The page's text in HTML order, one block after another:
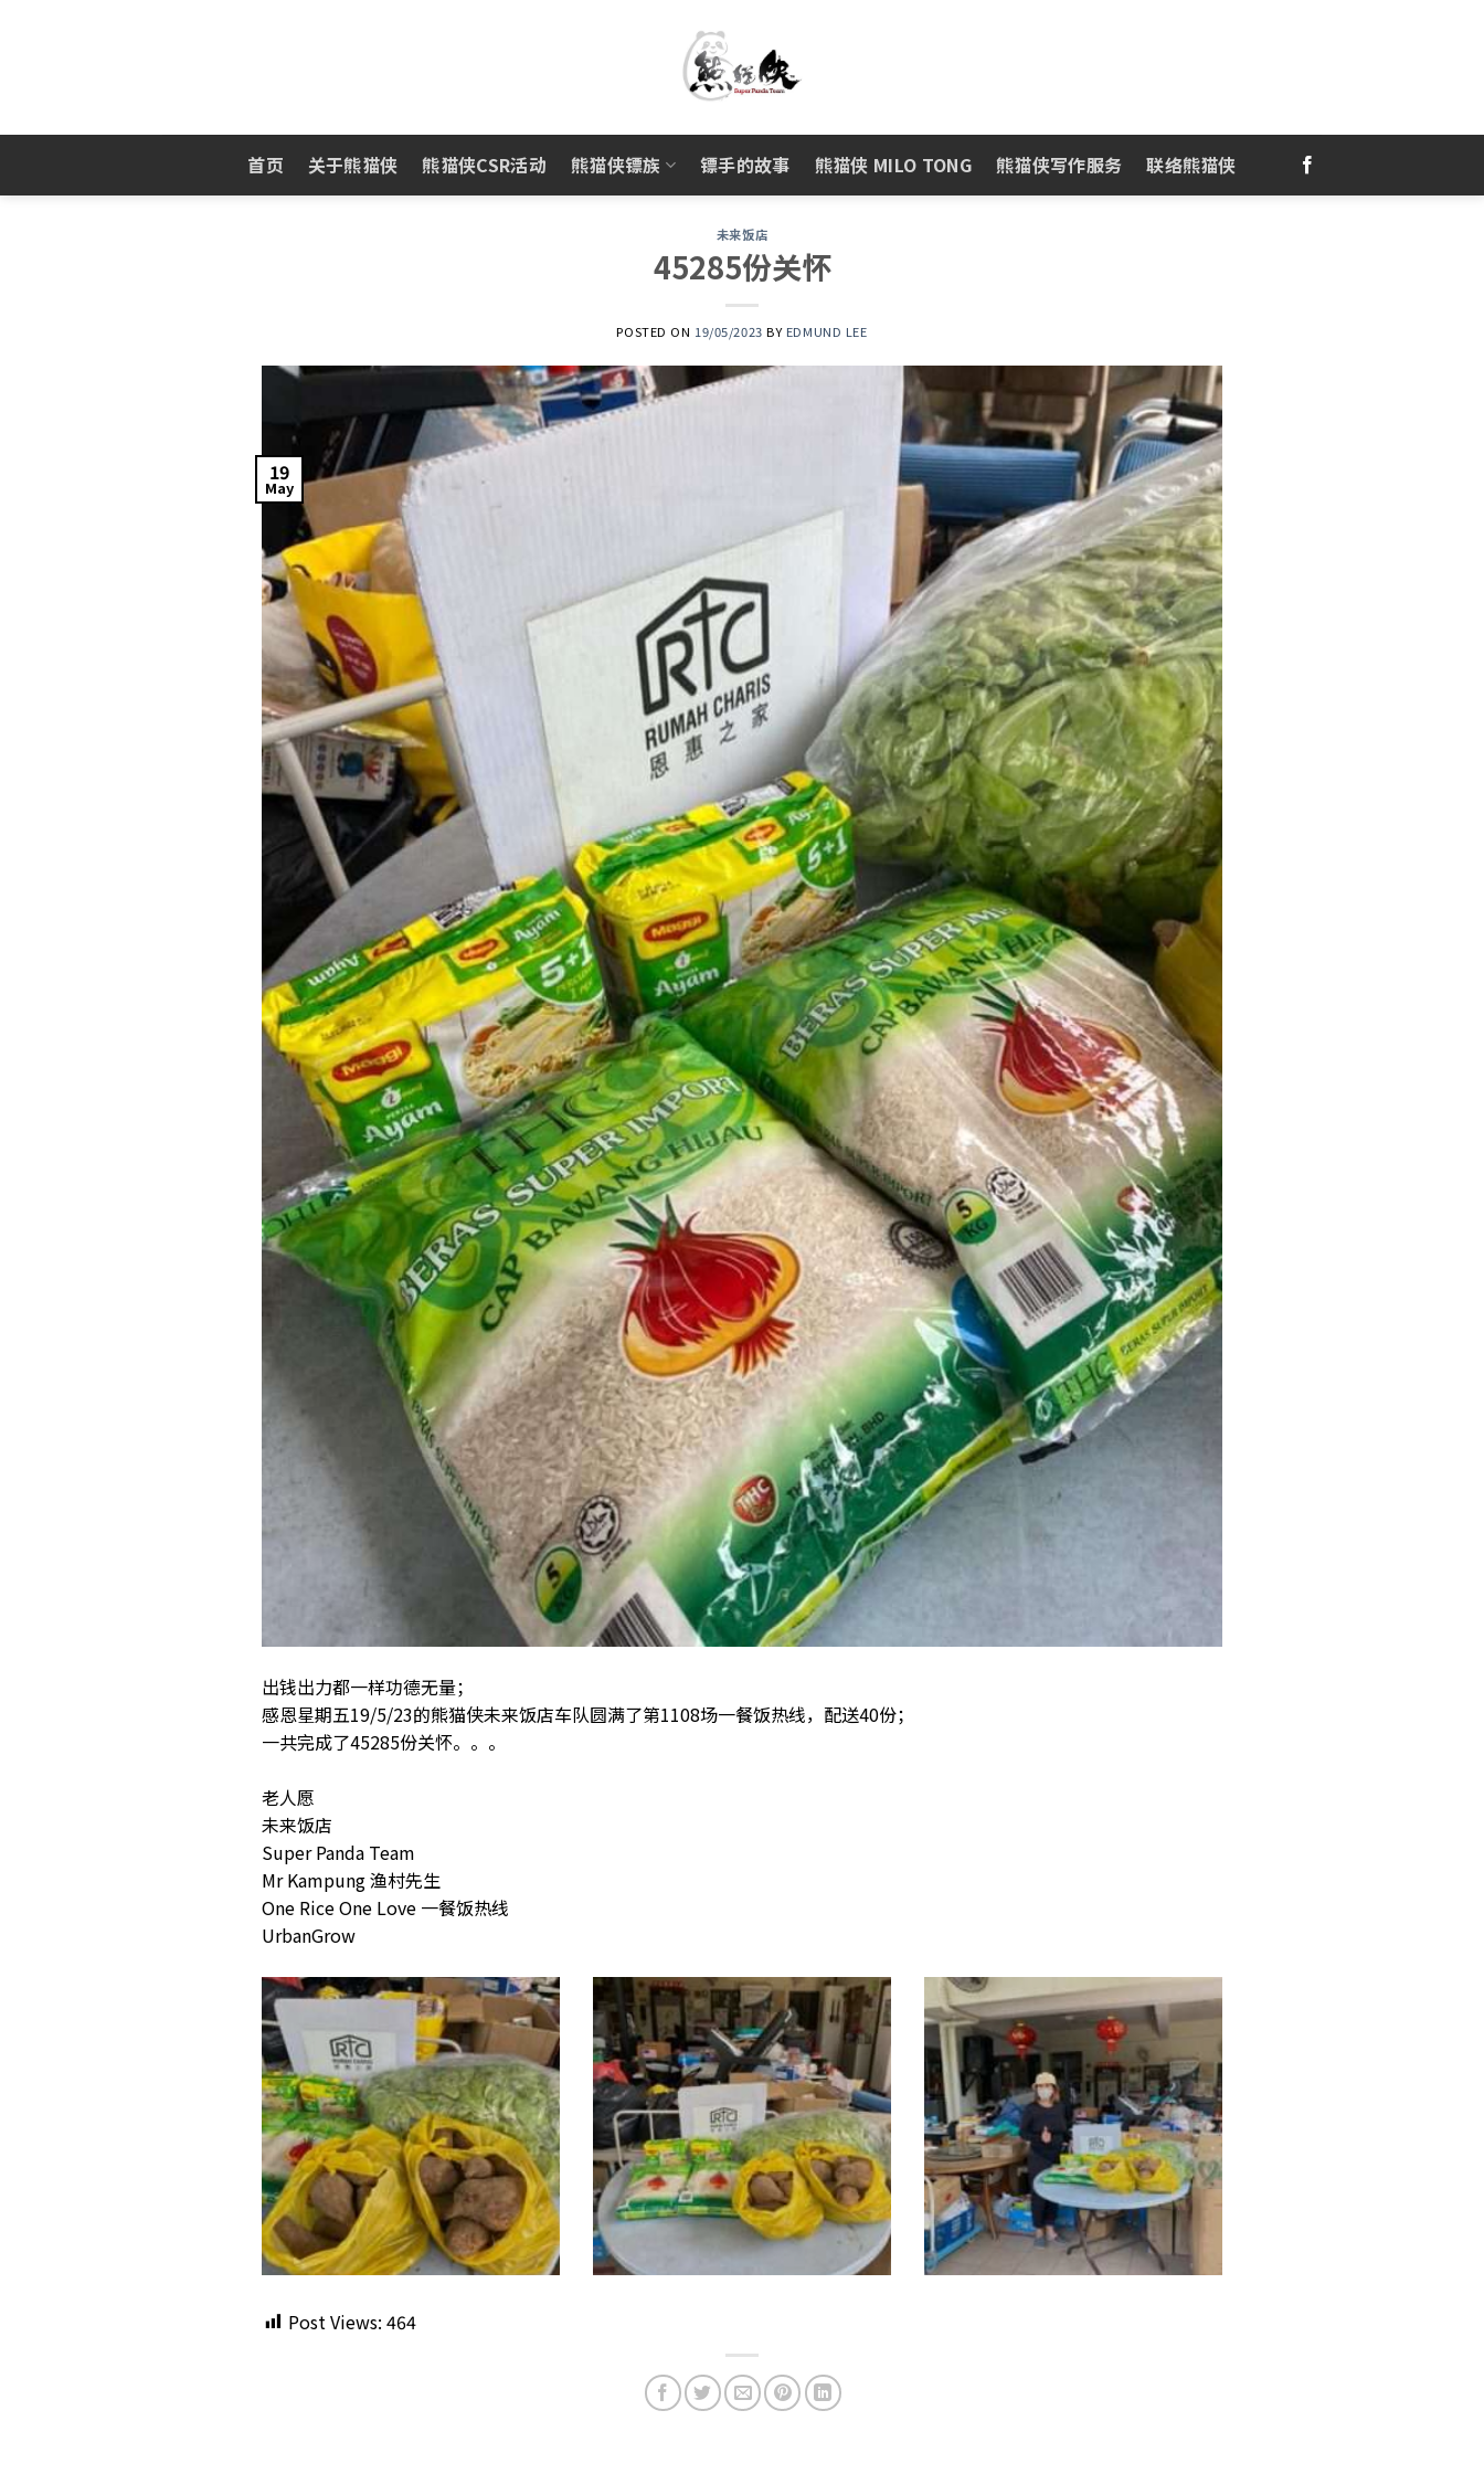
首页 关于熊猫侠 熊猫侠CSR活动 熊猫侠镖族 镖手的故事 熊猫侠 MILO TONG 熊猫侠写作服务 联络熊猫侠
未来饭店
45285份关怀
POSTED ON 19/05/2023 BY EDMUND LEE
19
May
出钱出力都一样功德无量；
感恩星期五19/5/23的熊猫侠未来饭店车队圆满了第1108场一餐饭热线，配送40份；
一共完成了45285份关怀。。。
老人愿
未来饭店
Super Panda Team
Mr Kampung 渔村先生
One Rice One Love 一餐饭热线
UrbanGrow
Post Views: 464